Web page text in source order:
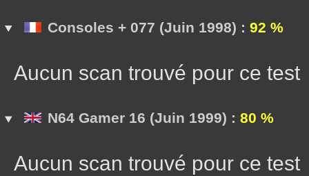
Consoles + 077 (Juin 1998) : 92 %
Aucun scan trouvé pour ce test
N64 Gamer 16 (Juin 1999) : 80 %
Aucun scan trouvé pour ce test